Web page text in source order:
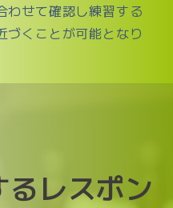
わせて確認し練習する
づくことが可能となり
レスポン